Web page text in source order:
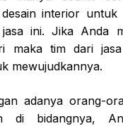
interior untuk
ini. Jika Anda
maka tim dari
mewujudkannya.
adanya orang-
di bidangnya,